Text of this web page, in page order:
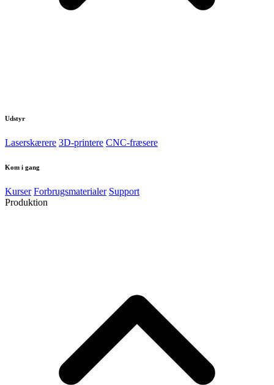
Udstyr
Laserskærere 3D-printere CNC-fræsere
Kom i gang
Kurser Forbrugsmaterialer Support
Produktion